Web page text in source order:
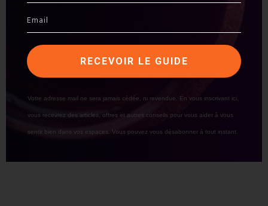
RECEVOIR LE GUIDE
Votre adresse mail ne sera jamais cédée, ni revendue. En vous inscrivant ici,
vous recevrez des articles, offres et autres conseils pour vous aider à vous
sentir bien dans vos espaces. Vous pouvez vous désabonner à tout instant.